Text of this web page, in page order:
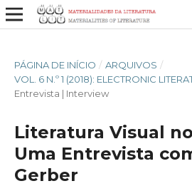
PÁGINA DE INÍCIO / ARQUIVOS /
VOL. 6 N.º 1 (2018): ELECTRONIC
Entrevista | Interview
Literatura Visual
Uma Entrevista
Gerber